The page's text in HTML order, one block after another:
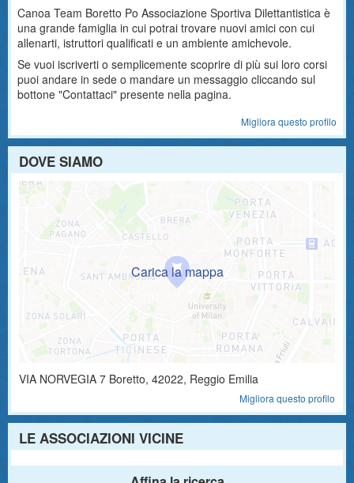
Canoa Team Boretto Po Associazione Sportiva Dilettantistica è
una grande famiglia in cui potrai trovare nuovi amici con cui
allenarti, istruttori qualificati e un ambiente amichevole.
Se vuoi iscriverti o semplicemente scoprire di più sui loro corsi
puoi andare in sede o mandare un messaggio cliccando sul
bottone "Contattaci" presente nella pagina.
Migliora questo profilo
DOVE SIAMO
VIA NORVEGIA 7 Boretto, 42022, Reggio Emilia
Migliora questo profilo
LE ASSOCIAZIONI VICINE